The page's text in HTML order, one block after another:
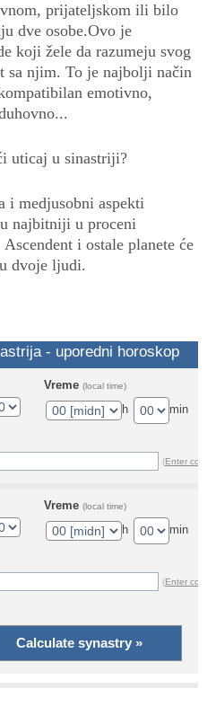
prijateljskom ili bilo
dve osobe.Ovo je
koji žele da razumeju svog
sa njim. To je najbolјi način
emotivno,
uticaj u sinastriji?
i medjusobni aspekti
najbitniji u proceni
i ostale planete će
dvoje ljudi.
- uporedni horoskop
Vreme (local time)
h min
(Enter
Vreme (local time)
h min
(Enter